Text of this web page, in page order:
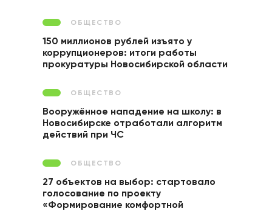
ОБЩЕСТВО
150 миллионов рублей изъято у
коррупционеров: итоги работы
прокуратуры Новосибирской области
ОБЩЕСТВО
Вооружённое нападение на школу: в
Новосибирске отработали алгоритм
действий при ЧС
ОБЩЕСТВО
27 объектов на выбор: стартовало
голосование по проекту
«Формирование комфортной